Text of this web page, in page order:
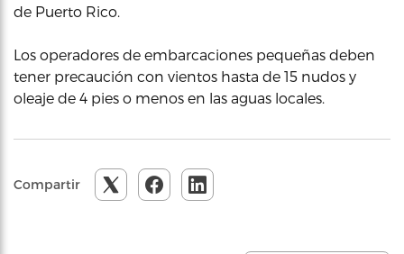
de Puerto Rico.
Los operadores de embarcaciones pequeñas deben
tener precaución con vientos hasta de 15 nudos y
oleaje de 4 pies o menos en las aguas locales.
Compartir